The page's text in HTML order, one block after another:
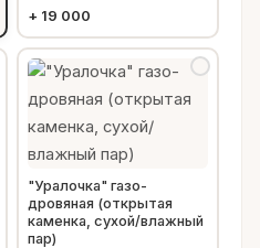
+ 19 000
"Уралочка" газо-
дровяная (открытая
каменка, сухой/влажный
пар)